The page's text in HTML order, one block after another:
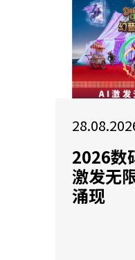
2026数
激发无
涌现